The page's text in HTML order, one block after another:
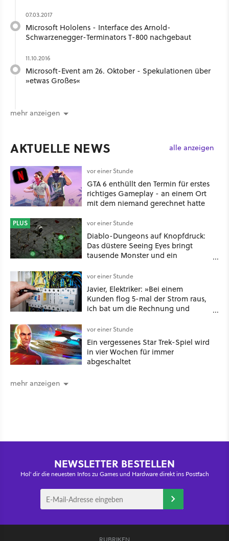
07.03.2017
Microsoft Hololens - Interface des Arnold-
Schwarzenegger-Terminators T-800 nachgebaut
11.10.2016
Microsoft-Event am 26. Oktober - Spekulationen über
»etwas Großes«
mehr anzeigen
AKTUELLE NEWS alle anzeigen
vor einer Stunde
GTA 6 enthüllt den Termin für erstes
richtiges Gameplay - an einem Ort
mit dem niemand gerechnet hatte
PLUS vor einer Stunde
Diablo-Dungeons auf Knopfdruck:
Das düstere Seeing Eyes bringt
tausende Monster und ein
Spieler feuern
vor einer Stunde
Javier, Elektriker: »Bei einem
Kunden flog 5-mal der Strom raus,
ich bat um die Rechnung und
eine unterschiedliche vertragliche
Leistung hatte«
vor einer Stunde
Ein vergessenes Star Trek-Spiel wird
in vier Wochen für immer
abgeschaltet
mehr anzeigen
NEWSLETTER BESTELLEN
Hol' dir die neuesten Infos zu Games und Hardware direkt ins Postfach
RUBRIKEN